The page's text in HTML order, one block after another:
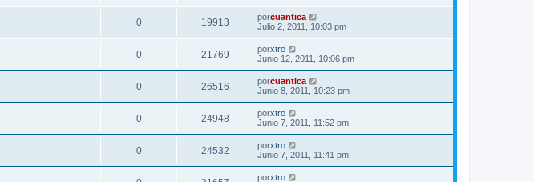
0 19913 porcuantica
Julio 2, 2011, 10:03 pm
0 21769 porxtro
Junio 12, 2011, 10:06 pm
0 26516 porcuantica
Junio 8, 2011, 10:23 pm
0 24948 porxtro
Junio 7, 2011, 11:52 pm
0 24532 porxtro
Junio 7, 2011, 11:41 pm
porxtro